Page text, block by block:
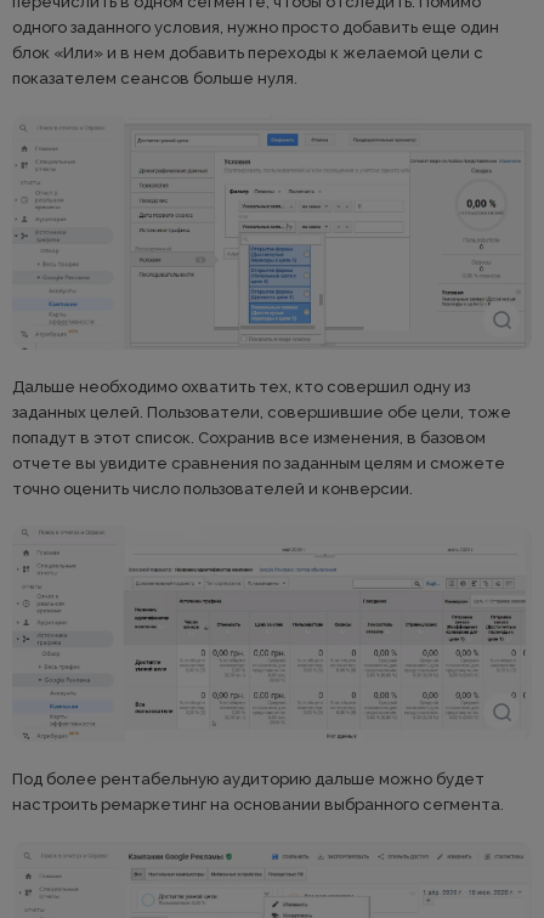
одного заданного условия, нужно просто добавить еще один
блок «Или» и в нем добавить переходы к желаемой цели с
показателем сеансов больше нуля.
Дальше необходимо охватить тех, кто совершил одну из
заданных целей. Пользователи, совершившие обе цели, тоже
попадут в этот список. Сохранив все изменения, в базовом
отчете вы увидите сравнения по заданным целям и сможете
точно оценить число пользователей и конверсии.
Под более рентабельную аудиторию дальше можно будет
настроить ремаркетинг на основании выбранного сегмента.